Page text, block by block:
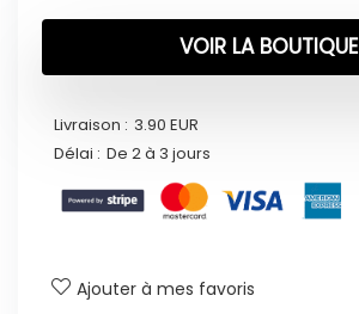
VOIR LA BOUTIQUE
Livraison : 3.90 EUR
Délai : De 2 à 3 jours
Ajouter à mes favoris